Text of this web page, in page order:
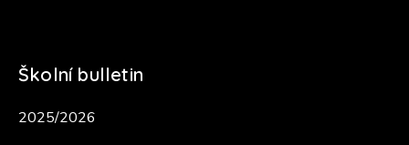
Školní bulletin
2025/2026